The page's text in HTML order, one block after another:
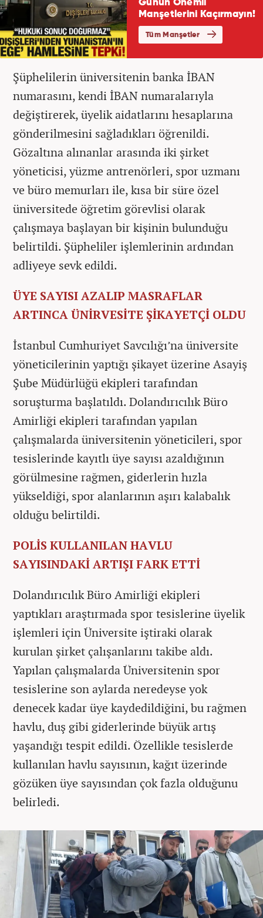
Şüphelilerin üniversitenin banka İBAN
numarasını, kendi İBAN numaralarıyla
değiştirerek, üyelik aidatlarını hesaplarına
gönderilmesini sağladıkları öğrenildi.
Gözaltına alınanlar arasında iki şirket
yöneticisi, yüzme antrenörleri, spor uzmanı
ve büro memurları ile, kısa bir süre özel
üniversitede öğretim görevlisi olarak
çalışmaya başlayan bir kişinin bulunduğu
belirtildi. Şüpheliler işlemlerinin ardından
adliyeye sevk edildi.
ÜYE SAYISI AZALIP MASRAFLAR
ARTINCA ÜNİRVESİTE ŞİKAYETÇİ OLDU
İstanbul Cumhuriyet Savcılığı’na üniversite
yöneticilerinin yaptığı şikayet üzerine Asayiş
Şube Müdürlüğü ekipleri tarafından
soruşturma başlatıldı. Dolandırıcılık Büro
Amirliği ekipleri tarafından yapılan
çalışmalarda üniversitenin yöneticileri, spor
tesislerinde kayıtlı üye sayısı azaldığının
görülmesine rağmen, giderlerin hızla
yükseldiği, spor alanlarının aşırı kalabalık
olduğu belirtildi.
POLİS KULLANILAN HAVLU
SAYISINDAKİ ARTIŞI FARK ETTİ
Dolandırıcılık Büro Amirliği ekipleri
yaptıkları araştırmada spor tesislerine üyelik
işlemleri için Üniversite iştiraki olarak
kurulan şirket çalışanlarını takibe aldı.
Yapılan çalışmalarda Üniversitenin spor
tesislerine son aylarda neredeyse yok
denecek kadar üye kaydedildiğini, bu rağmen
havlu, duş gibi giderlerinde büyük artış
yaşandığı tespit edildi. Özellikle tesislerde
kullanılan havlu sayısının, kağıt üzerinde
gözüken üye sayısından çok fazla olduğunu
belirledi.